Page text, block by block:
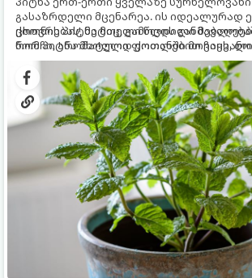
გასაზრდელი მცენარეა. ის იდეალურად
ცხოვრებას, მეტიც, გამოცდილი
რომ პიტნა მხოლოდ ქოთანში
გრუნტში (ბაღში) დარგვისას ის
სწრაფად ვრცელდება და სხვა
ქოთნის პიტნა მთელი წლის
ნორჩი, არომატული ფოთლებით ჩაის,
კერძებისთვის.